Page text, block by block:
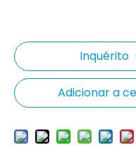
Inquérito
Adicionar a